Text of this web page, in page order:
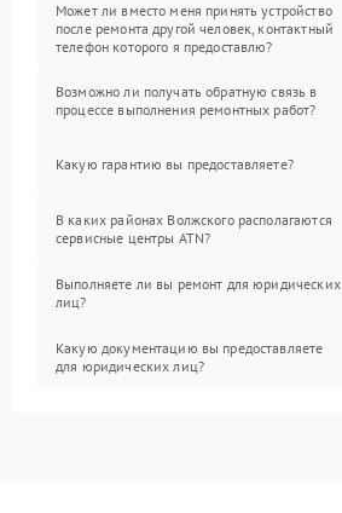
Может ли вместо меня принять устройство
после ремонта другой человек, контактный
телефон которого я предоставлю?
Возможно ли получать обратную связь в
процессе выполнения ремонтных работ?
Какую гарантию вы предоставляете?
В каких районах Волжского располагаются
сервисные центры ATN?
Выполняете ли вы ремонт для юридических
лиц?
Какую документацию вы предоставляете
для юридических лиц?